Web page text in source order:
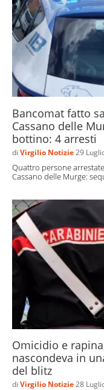
Bancomat fatto
Cassano delle
bottino: 4 arresti
di Virgilio Notizie29
Quattro persone
Cassano delle Murge:
Omicidio e
nascondeva in
del blitz
di Virgilio Notizie28